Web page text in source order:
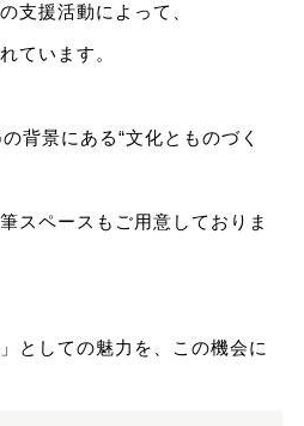
支援活動によって、
ています。
背景にある“文化とものづく
スペースもご用意しておりま
としての魅力を、この機会に